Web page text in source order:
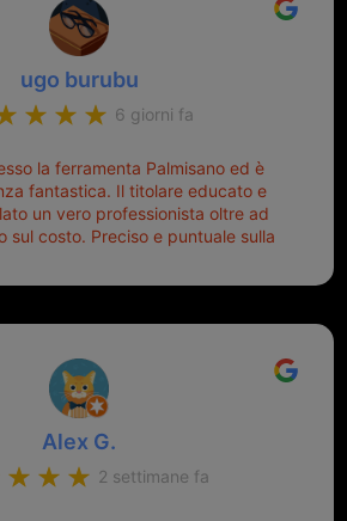
ugo burubu
6 giorni fa
la ferramenta Palmisano ed è
fantastica. Il titolare educato e
un vero professionista oltre ad
sul costo. Preciso e puntuale sulla
Alex G.
2 settimane fa